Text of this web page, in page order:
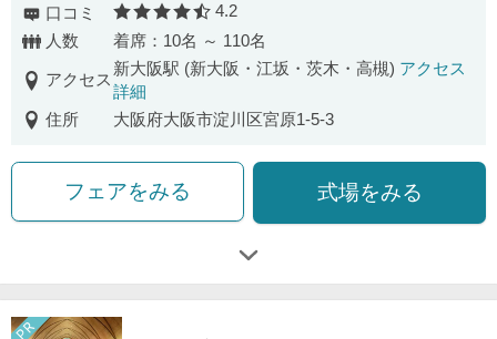
口コミ 口コミ評価
4.2
人数
着席：10名 ～ 110名
アクセス
新大阪駅 (新大阪・江坂・茨木・高槻) アクセス
詳細
住所
大阪府大阪市淀川区宮原1-5-3
フェアをみる 式場をみる